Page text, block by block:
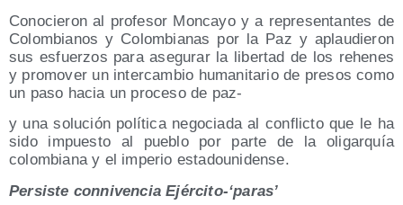
Cono­cie­ron al pro­fe­sor Mon­ca­yo y a repre­sen­tan­tes de
Colom­bia­nos y Colom­bia­nas por la Paz y aplau­die­ron
sus esfuer­zos para ase­gu­rar la liber­tad de los rehe­nes
y pro­mo­ver un inter­cam­bio huma­ni­ta­rio de pre­sos como
un paso hacia un pro­ce­so de paz-
y una solu­ción polí­ti­ca nego­cia­da al con­flic­to que le ha
sido impues­to al pue­blo por par­te de la oli­gar­quía
colom­bia­na y el impe­rio estadounidense.
Per­sis­te con­ni­ven­cia Ejército-‘paras’